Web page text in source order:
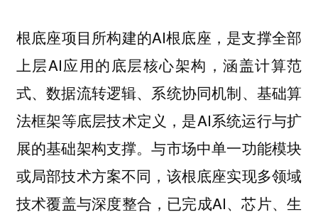
根底座项目所构建的AI根底座，是支撑全部
上层AI应用的底层核心架构，涵盖计算范
式、数据流转逻辑、系统协同机制、基础算
法框架等底层技术定义，是AI系统运行与扩
展的基础架构支撑。与市场中单一功能模块
或局部技术方案不同，该根底座实现多领域
技术覆盖与深度整合，已完成AI、芯片、生